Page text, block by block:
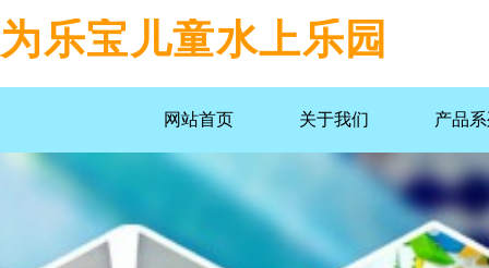
网站首页 关于我们 产品
为乐宝儿童水上乐园